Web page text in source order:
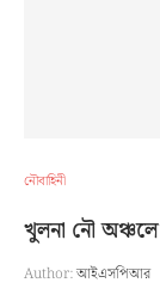
নৌবাহিনী
খুলনা নৌ অঞ্চলে
Author:আইএসপিআর